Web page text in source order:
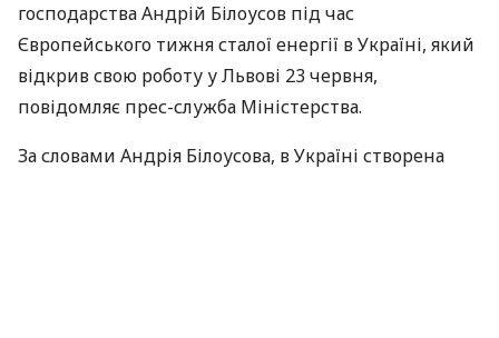
господарства Андрій Білоусов під час
Європейського тижня сталої енергії в Україні, який
відкрив свою роботу у Львові 23 червня,
повідомляє прес-служба Міністерства.
За словами Андрія Білоусова, в Україні створена